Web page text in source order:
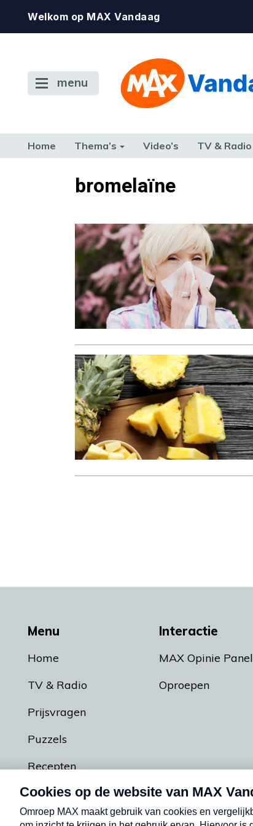
Welkom op MAX Vandaag
menu
Home Thema’s Video’s TV & Radio
TERUG NAAR TOENbromelaïne
Menu
Home
TV & Radio
Prijsvragen
Puzzels
Recepten
Podcasts
Interactie
MAX Opinie Panel
Oproepen